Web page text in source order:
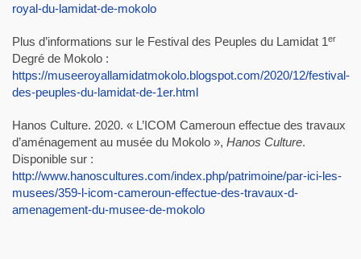
royal-du-lamidat-de-mokolo
Plus d’informations sur le Festival des Peuples du Lamidat 1er
Degré de Mokolo :
https://museeroyallamidatmokolo.blogspot.com/2020/12/festival-
des-peuples-du-lamidat-de-1er.html
Hanos Culture. 2020. « L’ICOM Cameroun effectue des travaux
d’aménagement au musée du Mokolo », Hanos Culture.
Disponible sur :
http://www.hanoscultures.com/index.php/patrimoine/par-ici-les-
musees/359-l-icom-cameroun-effectue-des-travaux-d-
amenagement-du-musee-de-mokolo